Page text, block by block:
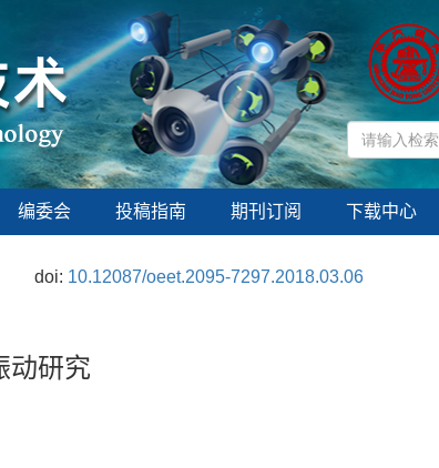
编委会 投稿指南 期刊订阅 下载中心
doi: 10.12087/oeet.2095-7297.2018.03.06
动研究